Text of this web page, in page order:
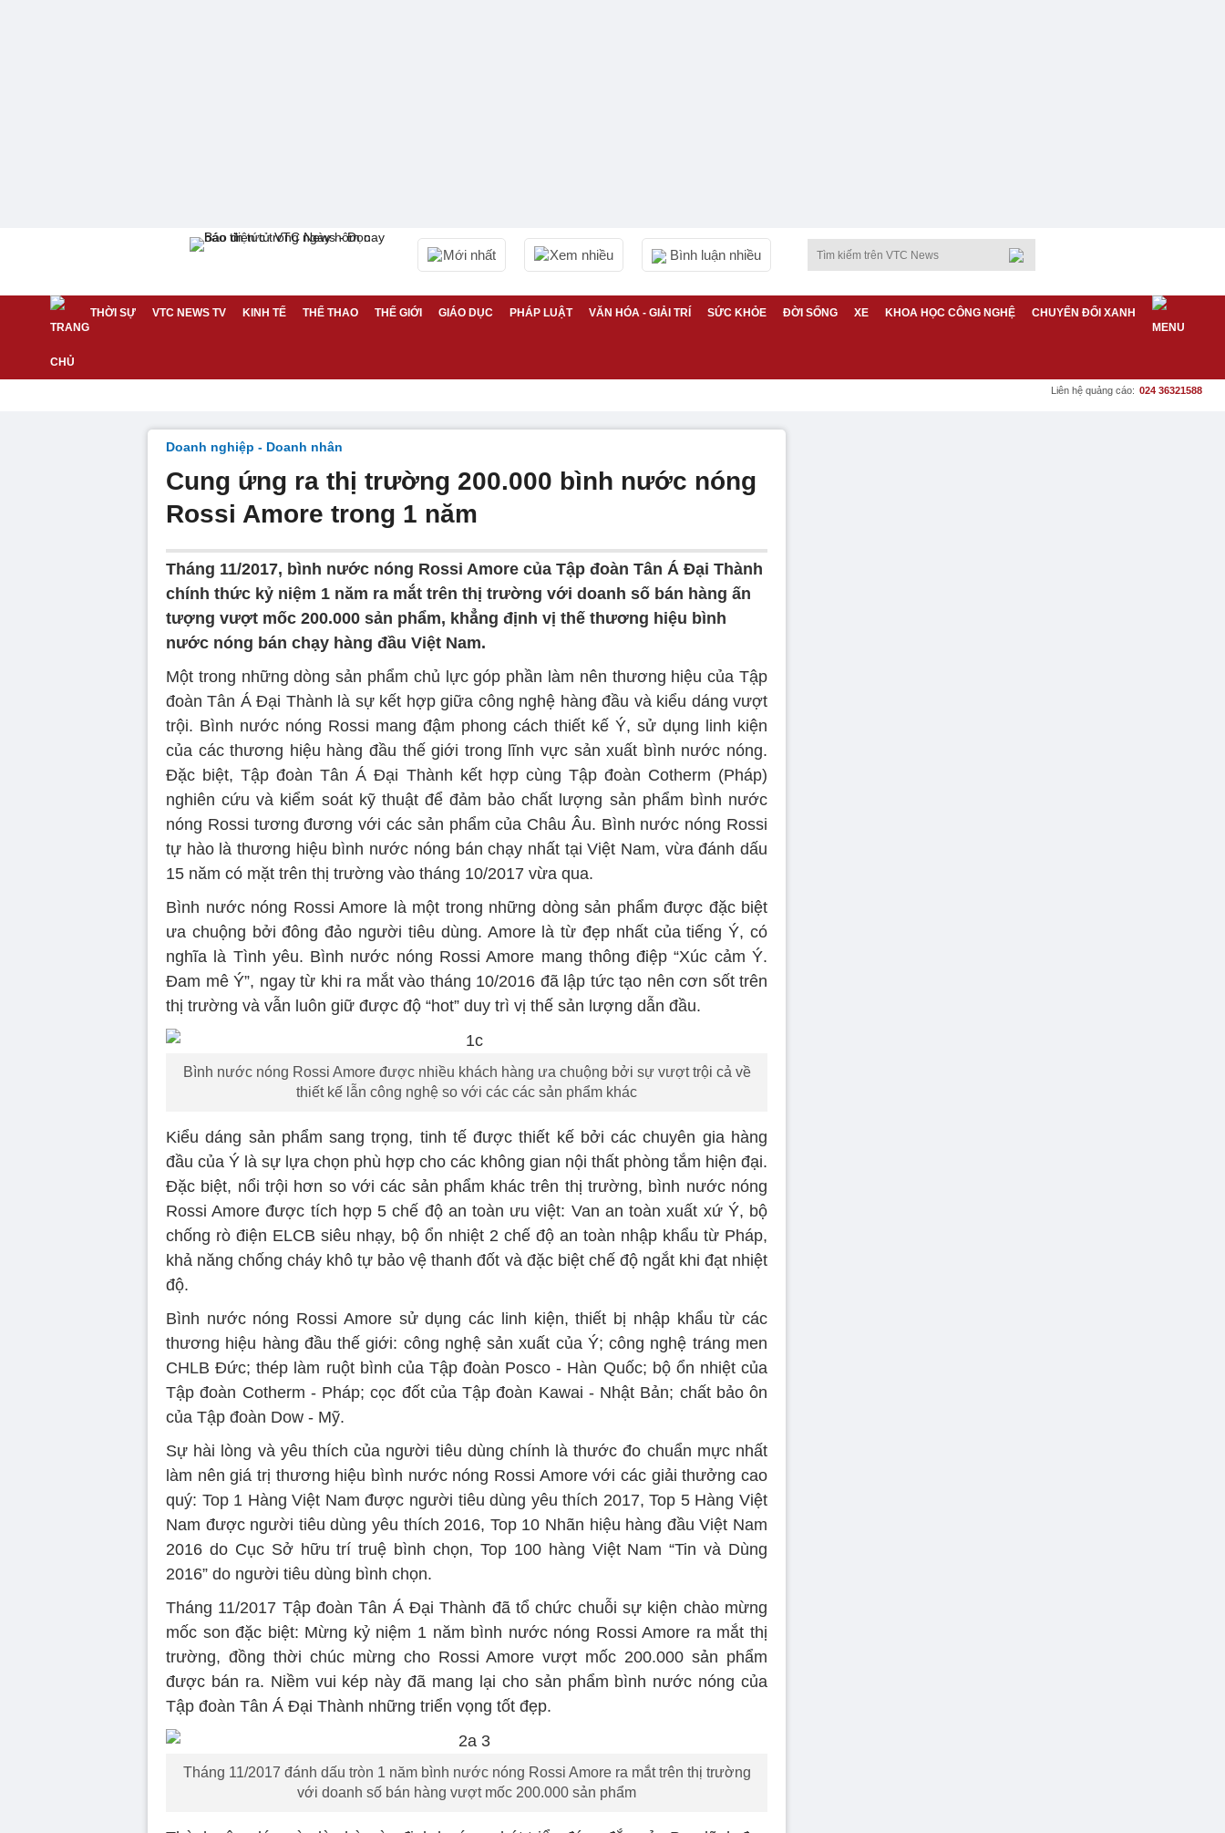
Mới nhất Xem nhiều Bình luận nhiều
THỜI SỰ VTC NEWS TV KINH TẾ THỂ THAO THẾ GIỚI GIÁO DỤC PHÁP LUẬT VĂN HÓA - GIẢI TRÍ SỨC KHỎE ĐỜI SỐNG XE KHOA HỌC CÔNG NGHỆ CHUYỂN ĐỔI XANH
Liên hệ quảng cáo: 024 36321588
Doanh nghiệp - Doanh nhân
Cung ứng ra thị trường 200.000 bình nước nóng
Rossi Amore trong 1 năm
Tháng 11/2017, bình nước nóng Rossi Amore của Tập đoàn Tân Á Đại Thành
chính thức kỷ niệm 1 năm ra mắt trên thị trường với doanh số bán hàng ấn
tượng vượt mốc 200.000 sản phẩm, khẳng định vị thế thương hiệu bình
nước nóng bán chạy hàng đầu Việt Nam.
Một trong những dòng sản phẩm chủ lực góp phần làm nên thương hiệu của Tập
đoàn Tân Á Đại Thành là sự kết hợp giữa công nghệ hàng đầu và kiểu dáng vượt
trội. Bình nước nóng Rossi mang đậm phong cách thiết kế Ý, sử dụng linh kiện
của các thương hiệu hàng đầu thế giới trong lĩnh vực sản xuất bình nước nóng.
Đặc biệt, Tập đoàn Tân Á Đại Thành kết hợp cùng Tập đoàn Cotherm (Pháp)
nghiên cứu và kiểm soát kỹ thuật để đảm bảo chất lượng sản phẩm bình nước
nóng Rossi tương đương với các sản phẩm của Châu Âu. Bình nước nóng Rossi
tự hào là thương hiệu bình nước nóng bán chạy nhất tại Việt Nam, vừa đánh dấu
15 năm có mặt trên thị trường vào tháng 10/2017 vừa qua.
Bình nước nóng Rossi Amore là một trong những dòng sản phẩm được đặc biệt
ưa chuộng bởi đông đảo người tiêu dùng. Amore là từ đẹp nhất của tiếng Ý, có
nghĩa là Tình yêu. Bình nước nóng Rossi Amore mang thông điệp “Xúc cảm Ý.
Đam mê Ý”, ngay từ khi ra mắt vào tháng 10/2016 đã lập tức tạo nên cơn sốt trên
thị trường và vẫn luôn giữ được độ “hot” duy trì vị thế sản lượng dẫn đầu.
Bình nước nóng Rossi Amore được nhiều khách hàng ưa chuộng bởi sự vượt trội cả về
thiết kế lẫn công nghệ so với các các sản phẩm khác
Kiểu dáng sản phẩm sang trọng, tinh tế được thiết kế bởi các chuyên gia hàng
đầu của Ý là sự lựa chọn phù hợp cho các không gian nội thất phòng tắm hiện đại.
Đặc biệt, nổi trội hơn so với các sản phẩm khác trên thị trường, bình nước nóng
Rossi Amore được tích hợp 5 chế độ an toàn ưu việt: Van an toàn xuất xứ Ý, bộ
chống rò điện ELCB siêu nhạy, bộ ổn nhiệt 2 chế độ an toàn nhập khẩu từ Pháp,
khả năng chống cháy khô tự bảo vệ thanh đốt và đặc biệt chế độ ngắt khi đạt nhiệt
độ.
Bình nước nóng Rossi Amore sử dụng các linh kiện, thiết bị nhập khẩu từ các
thương hiệu hàng đầu thế giới: công nghệ sản xuất của Ý; công nghệ tráng men
CHLB Đức; thép làm ruột bình của Tập đoàn Posco - Hàn Quốc; bộ ổn nhiệt của
Tập đoàn Cotherm - Pháp; cọc đốt của Tập đoàn Kawai - Nhật Bản; chất bảo ôn
của Tập đoàn Dow - Mỹ.
Sự hài lòng và yêu thích của người tiêu dùng chính là thước đo chuẩn mực nhất
làm nên giá trị thương hiệu bình nước nóng Rossi Amore với các giải thưởng cao
quý: Top 1 Hàng Việt Nam được người tiêu dùng yêu thích 2017, Top 5 Hàng Việt
Nam được người tiêu dùng yêu thích 2016, Top 10 Nhãn hiệu hàng đầu Việt Nam
2016 do Cục Sở hữu trí truệ bình chọn, Top 100 hàng Việt Nam “Tin và Dùng
2016” do người tiêu dùng bình chọn.
Tháng 11/2017 Tập đoàn Tân Á Đại Thành đã tổ chức chuỗi sự kiện chào mừng
mốc son đặc biệt: Mừng kỷ niệm 1 năm bình nước nóng Rossi Amore ra mắt thị
trường, đồng thời chúc mừng cho Rossi Amore vượt mốc 200.000 sản phẩm
được bán ra. Niềm vui kép này đã mang lại cho sản phẩm bình nước nóng của
Tập đoàn Tân Á Đại Thành những triển vọng tốt đẹp.
Tháng 11/2017 đánh dấu tròn 1 năm bình nước nóng Rossi Amore ra mắt trên thị trường
với doanh số bán hàng vượt mốc 200.000 sản phẩm